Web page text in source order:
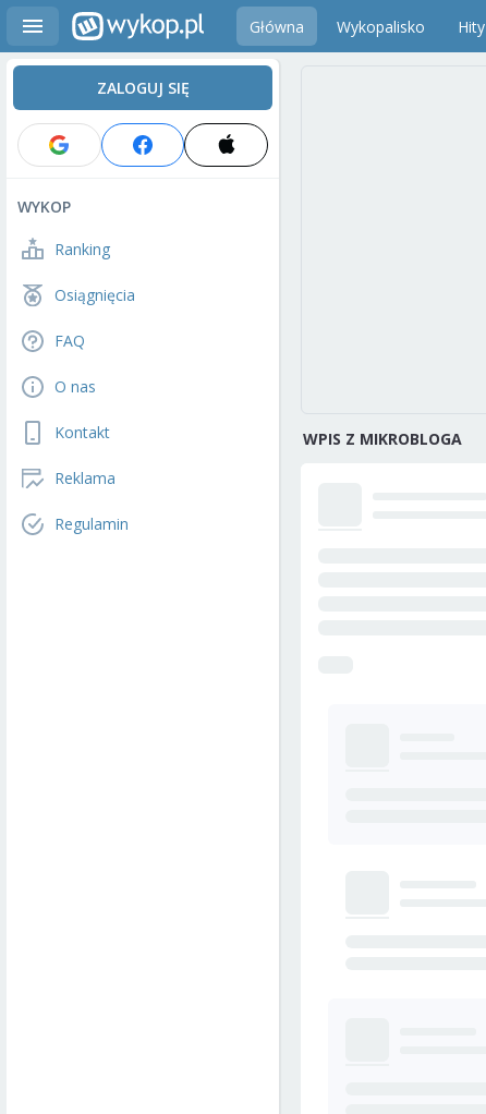
Główna Wykopalisko Hity
ZALOGUJ SIĘ
WYKOP
Ranking
Osiągnięcia
FAQ
O nas
Kontakt
Reklama
Regulamin
WPIS Z MIKROBLOGA